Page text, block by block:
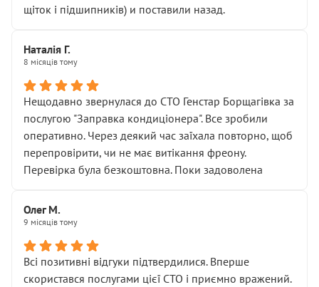
щіток і підшипників) и поставили назад.
Наталія Г.
8 місяців тому
Нещодавно звернулася до СТО Генстар Борщагівка за
послугою "Заправка кондиціонера". Все зробили
оперативно. Через деякий час заїхала повторно, щоб
перепровірити, чи не має витікання фреону.
Перевірка була безкоштовна. Поки задоволена
Олег М.
9 місяців тому
Всі позитивні відгуки підтвердилися. Вперше
скористався послугами цієї СТО і приємно вражений.